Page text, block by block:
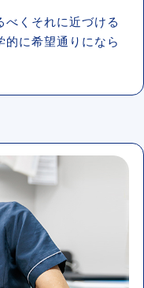
べくそれに近づける
的に希望通りになら